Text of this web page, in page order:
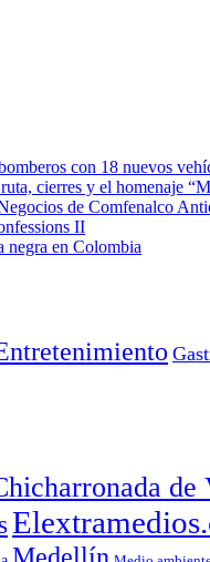
con 18 nuevos
cierres y el homenaje
de Comfenalco
II
negra en Colombia
de